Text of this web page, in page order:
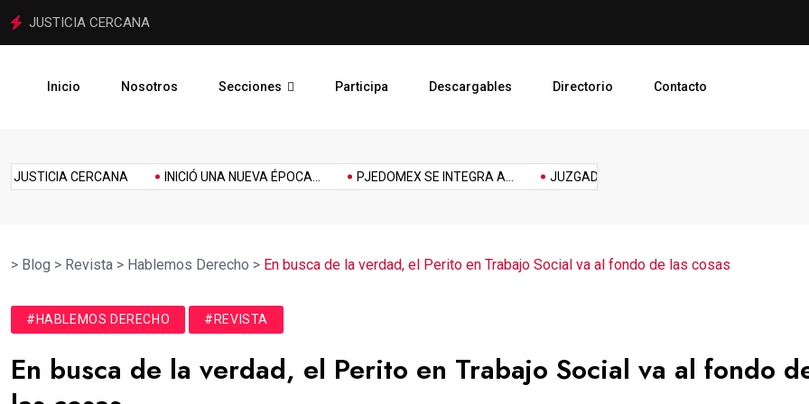
INICIÓ UNA NUEVA ÉPOCA PARA LA JUSTICIA MEXIQUENSE PJEDOMEX SE INTEGRA A
Inicio Nosotros Secciones Participa Descargables Directorio Contacto
CERCANA INICIÓ UNA NUEVA ÉPOCA... PJEDOMEX SE INTEGRA A... JUZGADO LIBRE PARA PREVENIR,... PLAN
Homenaje Inclusión Innovación Link Music Politics
Reforma
laboral
Reto sports Tech
> Blog > Revista > Hablemos Derecho > En busca de la verdad, el Perito en Trabajo Social va al fondo de las cosas
#HABLEMOS DERECHO #REVISTA
En busca de la verdad, el Perito en Trabajo Social va al fondo